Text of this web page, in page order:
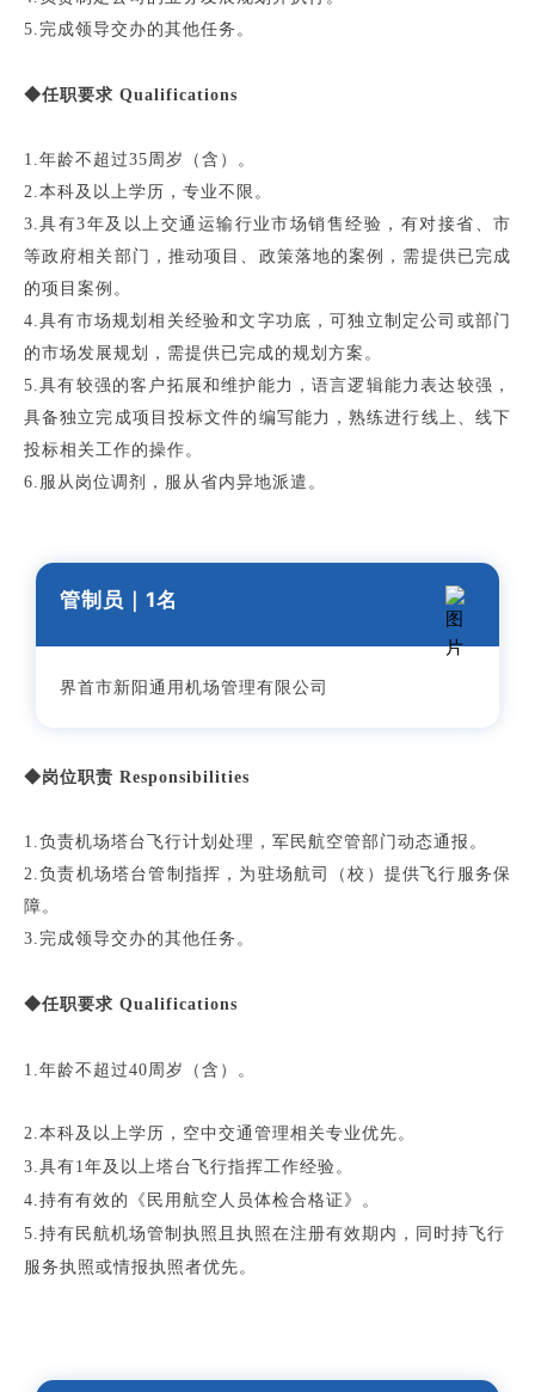
5.完成领导交办的其他任务。
◆任职要求 Qualifications
1.年龄不超过35周岁（含）。
2.本科及以上学历，专业不限。
3.具有3年及以上交通运输行业市场销售经验，有对接省、市
等政府相关部门，推动项目、政策落地的案例，需提供已完成
的项目案例。
4.具有市场规划相关经验和文字功底，可独立制定公司或部门
的市场发展规划，需提供已完成的规划方案。
5.具有较强的客户拓展和维护能力，语言逻辑能力表达较强，
具备独立完成项目投标文件的编写能力，熟练进行线上、线下
投标相关工作的操作。
6.服从岗位调剂，服从省内异地派遣。
管制员 ｜1名
界首市新阳通用机场管理有限公司
◆岗位职责 Responsibilities
1.负责机场塔台飞行计划处理，军民航空管部门动态通报。
2.负责机场塔台管制指挥，为驻场航司（校）提供飞行服务保
障。
3.完成领导交办的其他任务。
◆任职要求 Qualifications
1 .年龄不超过40周岁（含）。
2.本科及以上学历，空中交通管理相关专业优先。
3.具有1年及以上塔台飞行指挥工作经验。
4.持有有效的《民用航空人员体检合格证》。
5.持有民航机场管制执照且执照在注册有效期内，同时持飞行
服务执照或情报执照者优先。